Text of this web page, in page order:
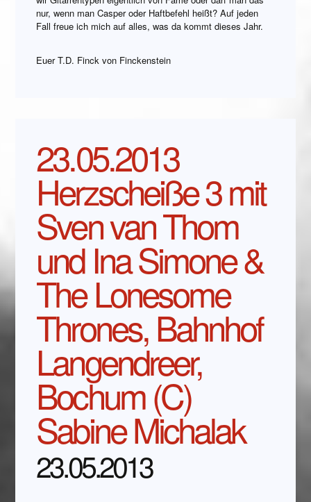
nur, wenn man Casper oder Haftbefehl heißt? Auf jeden
Fall freue ich mich auf alles, was da kommt dieses Jahr.
Euer T.D. Finck von Finckenstein
23.05.2013
Herzscheiße 3 mit
Sven van Thom
und Ina Simone &
The Lonesome
Thrones, Bahnhof
Langendreer,
Bochum (C)
Sabine Michalak
23.05.2013